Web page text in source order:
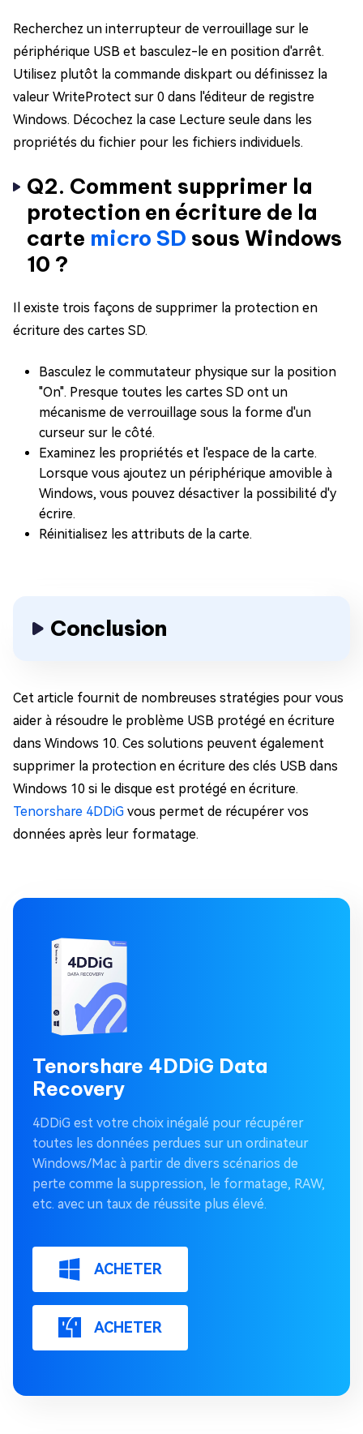
Recherchez un interrupteur de verrouillage sur le
périphérique USB et basculez-le en position d'arrêt.
Utilisez plutôt la commande diskpart ou définissez la
valeur WriteProtect sur 0 dans l'éditeur de registre
Windows. Décochez la case Lecture seule dans les
propriétés du fichier pour les fichiers individuels.
Q2. Comment supprimer la
protection en écriture de la
carte micro SD sous Windows
10 ?
Il existe trois façons de supprimer la protection en
écriture des cartes SD.
Basculez le commutateur physique sur la position
"On". Presque toutes les cartes SD ont un
mécanisme de verrouillage sous la forme d'un
curseur sur le côté.
Examinez les propriétés et l'espace de la carte.
Lorsque vous ajoutez un périphérique amovible à
Windows, vous pouvez désactiver la possibilité d'y
écrire.
Réinitialisez les attributs de la carte.
Conclusion
Cet article fournit de nombreuses stratégies pour vous
aider à résoudre le problème USB protégé en écriture
dans Windows 10. Ces solutions peuvent également
supprimer la protection en écriture des clés USB dans
Windows 10 si le disque est protégé en écriture.
Tenorshare 4DDiG vous permet de récupérer vos
données après leur formatage.
Tenorshare 4DDiG Data
Recovery
4DDiG est votre choix inégalé pour récupérer
toutes les données perdues sur un ordinateur
Windows/Mac à partir de divers scénarios de
perte comme la suppression, le formatage, RAW,
etc. avec un taux de réussite plus élevé.
ACHETER
ACHETER